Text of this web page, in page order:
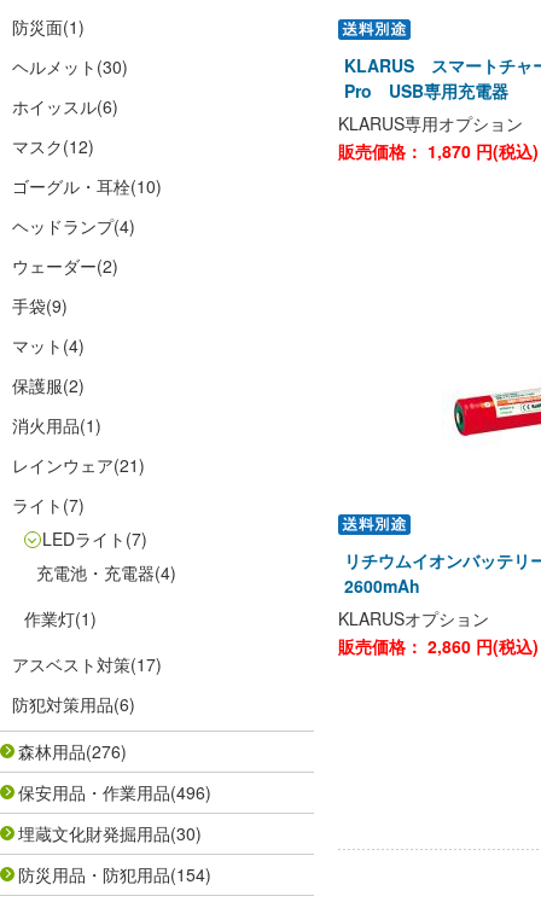
防災面(1)
ヘルメット (30)
ホイッスル(6)
マスク(12)
ゴーグル・耳栓(10)
ヘッドランプ(4)
ウェーダー(2)
手袋(9)
マット (4)
保護服(2)
消火用品(1)
レインウェア(21)
ライト (7)
LEDライト (7)
充電池・充電器(4)
作業灯(1)
アスベスト対策(17)
防犯対策用品(6)
森林用品(276)
保安用品・作業用品(496)
埋蔵文化財発掘用品(30)
防災用品・防犯用品(154)
KLARUS スマートチ
Pro USB専用充電器
KLARUS専用オプション
販売価格： 1,870 円(税
リチウムイオンバッテ
2600mAh
KLARUSオプション
販売価格： 2,860 円(税